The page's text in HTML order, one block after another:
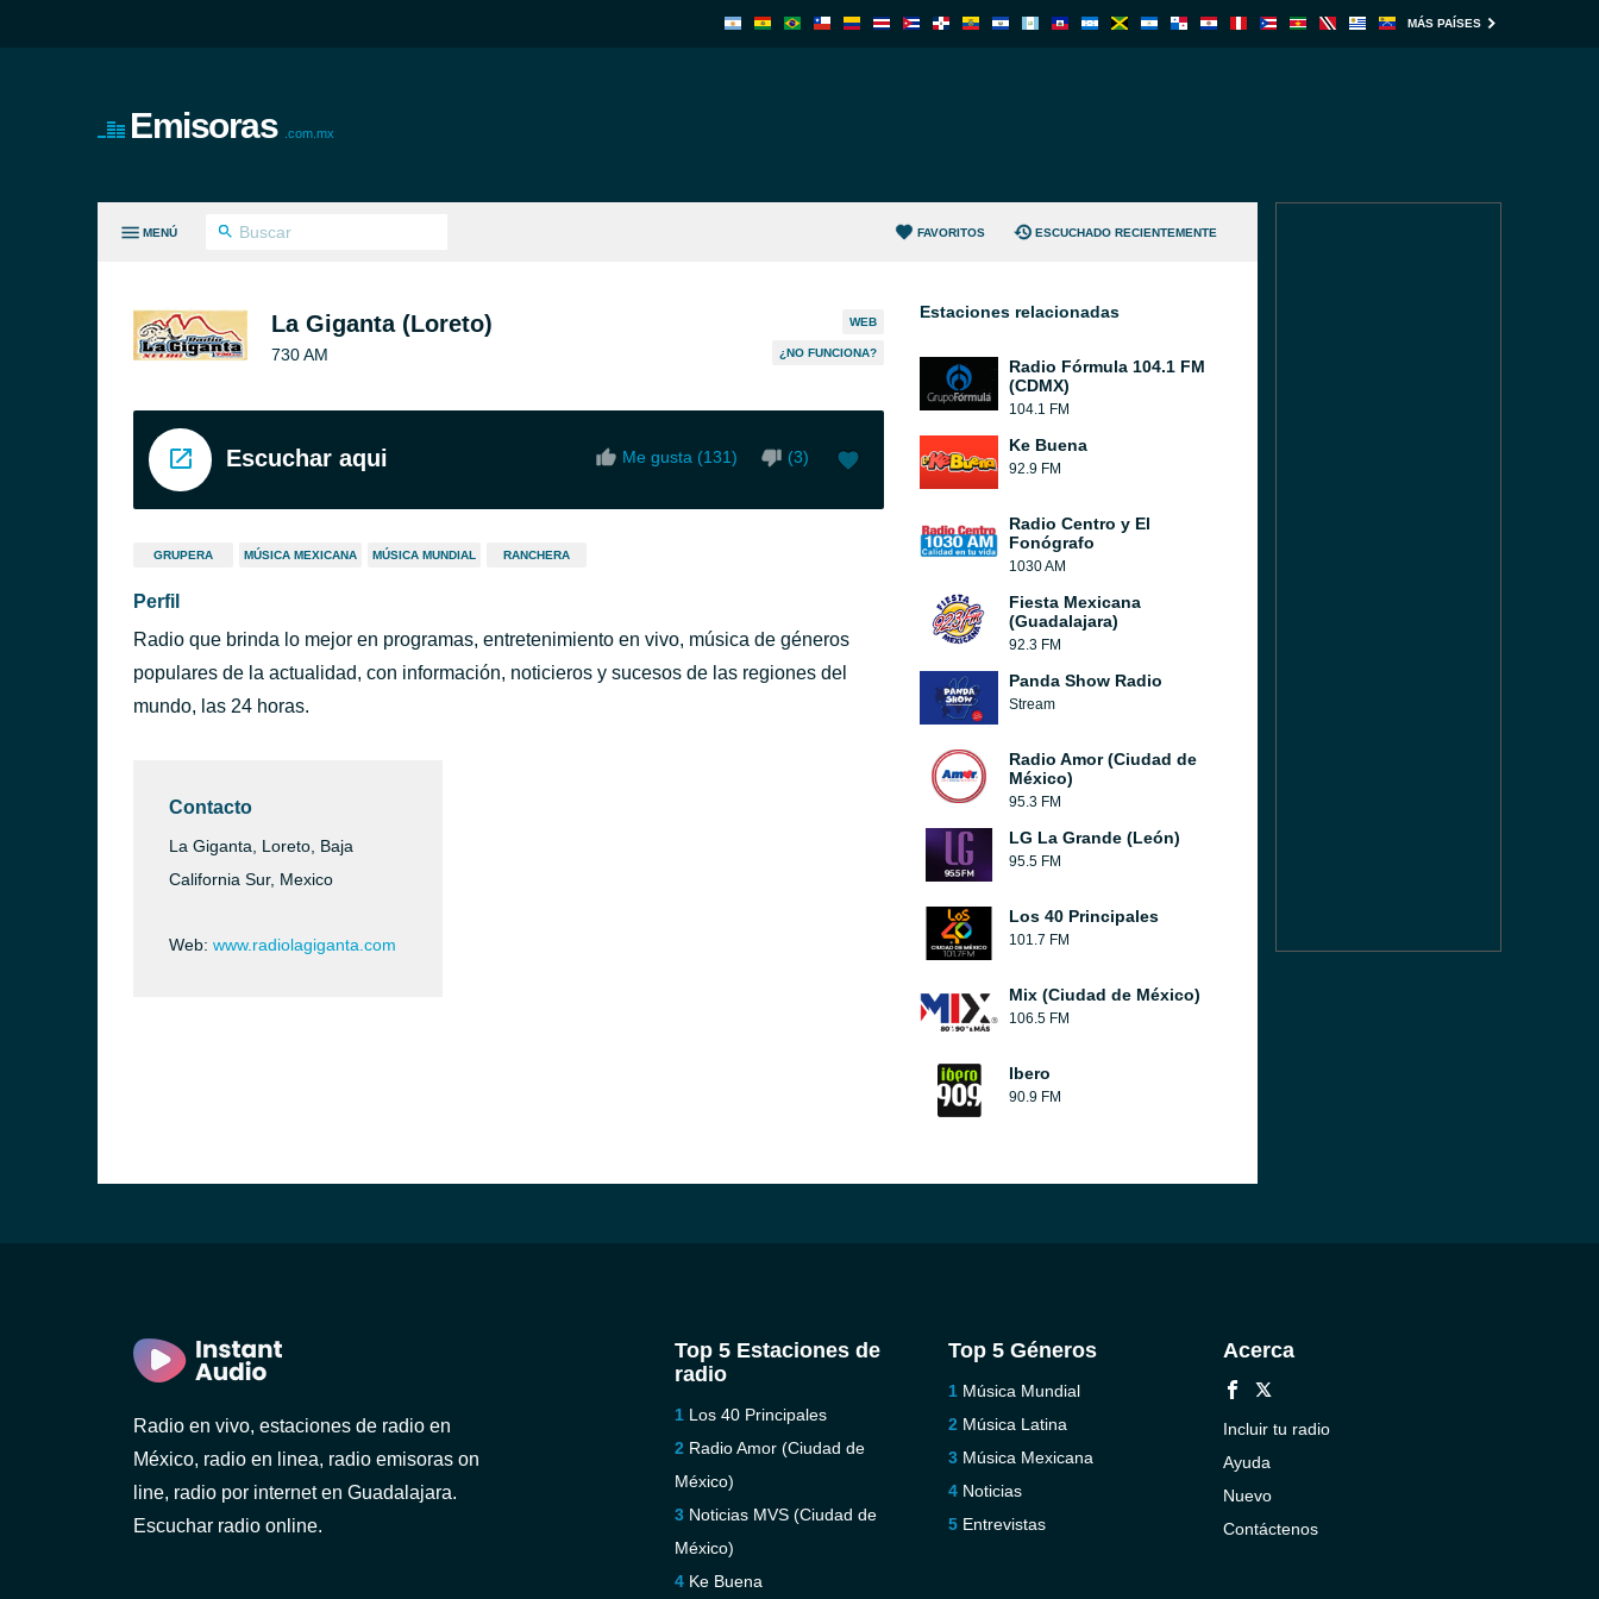
MÁS PAÍSES
Emisoras .com.mx
MENÚ FAVORITOS ESCUCHADO RECIENTEMENTE
La Giganta (Loreto)
730 AM
WEB
¿NO FUNCIONA?
Escuchar aqui Me gusta (131) (3)
GRUPERA MÚSICA MEXICANA MÚSICA MUNDIAL RANCHERA
Perfil
Radio que brinda lo mejor en programas, entretenimiento en vivo, música de géneros
populares de la actualidad, con información, noticieros y sucesos de las regiones del
mundo, las 24 horas.
Contacto
La Giganta, Loreto, Baja
California Sur, Mexico
Web: www.radiolagiganta.com
Estaciones relacionadas
Radio Fórmula 104.1 FM
(CDMX)
104.1 FM
Ke Buena
92.9 FM
Radio Centro y El
Fonógrafo
1030 AM
Fiesta Mexicana
(Guadalajara)
92.3 FM
Panda Show Radio
Stream
Radio Amor (Ciudad de
México)
95.3 FM
LG La Grande (León)
95.5 FM
Los 40 Principales
101.7 FM
Mix (Ciudad de México)
106.5 FM
Ibero
90.9 FM
Radio en vivo, estaciones de radio en
México, radio en linea, radio emisoras on
line, radio por internet en Guadalajara.
Escuchar radio online.
Top 5 Estaciones de
radio
Los 40 Principales
Radio Amor (Ciudad de
México)
Noticias MVS (Ciudad de
México)
Ke Buena
Top 5 Géneros
Música Mundial
Música Latina
Música Mexicana
Noticias
Entrevistas
Acerca
Incluir tu radio
Ayuda
Nuevo
Contáctenos